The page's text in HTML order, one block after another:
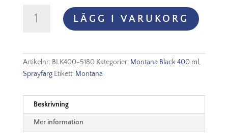
Black
Trout
mängd
LÄGG I VARUKORG
Artikelnr: BLK400-5180 Kategorier: Montana Black 400 ml,
Sprayfärg Etikett: Montana
Beskrivning
Mer information